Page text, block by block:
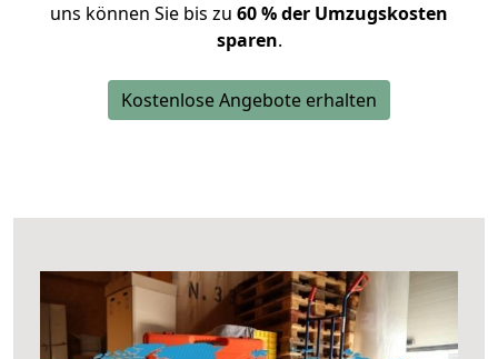
uns können Sie bis zu 60 % der Umzugskosten
sparen.
Kostenlose Angebote erhalten